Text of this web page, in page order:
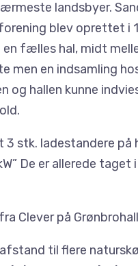
landsbyer.
blev oprettet i
en fælles hal, midt
men en indsamling
og hallen kunne
3 stk. ladestandere på
De er allerede
til flere